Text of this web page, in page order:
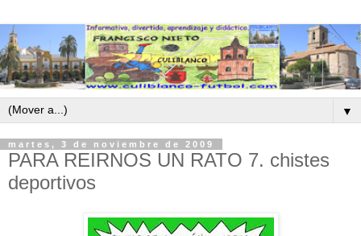
▼
martes, 3 de noviembre de 2009
PARA REIRNOS UN RATO 7. chistes
deportivos